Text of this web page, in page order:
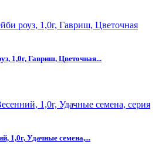
1,0г, Гавриш, Цветочная...
1,0г, Удачные семена,...